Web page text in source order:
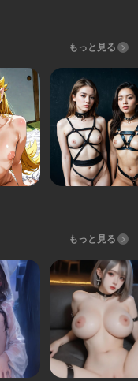
もっと見る
もっと見る